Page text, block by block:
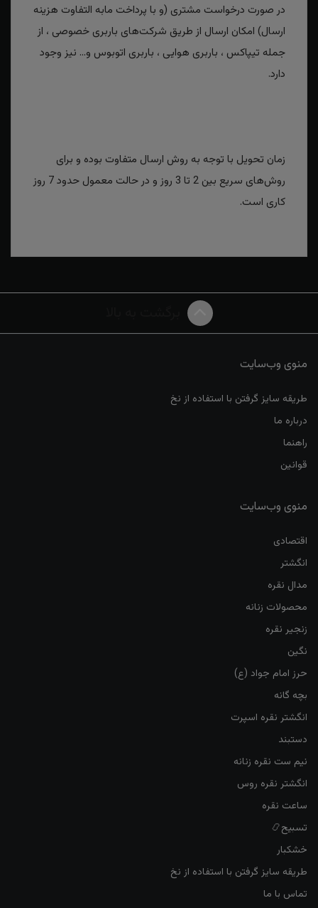
در صورت درخواست مشتری (و با پرداخت مابه التفاوت هزینه
ارسال) امکان ارسال از طریق شرکت‌های باربری خصوصی ، از
جمله تیپاکس ، باربری هوایی ، باربری اتوبوس و... نیز وجود
دارد.
زمان تحویل با توجه به روش ارسال متفاوت بوده و برای
روش‌های سریع بین 2 تا 3 روز و در حالت معمول حدود 7 روز
کاری است.
منوی وب‌سایت
طریقه سایز گرفتن با استفاده از نخ
درباره ما
راهنما
قوانین
منوی وب‌سایت
اقتصادی
انگشتر
مدال نقره
محصولات زنانه
زنجیر نقره
نگین
حرز امام جواد (ع)
بچه گانه
انگشتر نقره اسپرت
دستبند
نیم ست نقره زنانه
انگشتر نقره روس
ساعت نقره
تسبیح📿
خشکبار
طریقه سایز گرفتن با استفاده از نخ
تماس با ما